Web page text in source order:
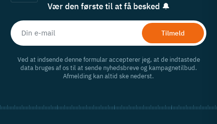
Vær den første til at få besked 🔔
Tilmeld
Ved at indsende denne formular accepterer jeg, at de indtastede
data bruges af os til at sende nyhedsbreve og kampagnetilbud.
Afmelding kan altid ske nederst.